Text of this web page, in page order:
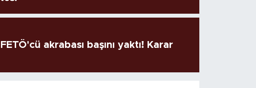
akrabası başını yaktı! Karar